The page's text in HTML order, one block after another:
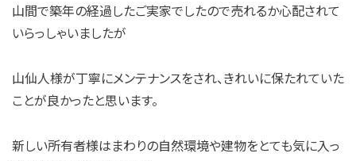
山間で築年の経過したご実家でしたので売れるか心配されて
いらっしゃいましたが
山仙人様が丁寧にメンテナンスをされ、きれいに保たれていた
ことが良かったと思います。
新しい所有者様はまわりの自然環境や建物をとても気に入っ